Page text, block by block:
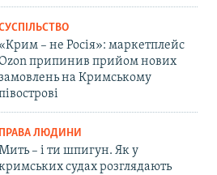
«Крим – не Росія»: маркетплейс
припинив прийом нових
на Кримському
ПРАВА ЛЮДИНИ
– і ти шпигун. Як у
судах розглядають